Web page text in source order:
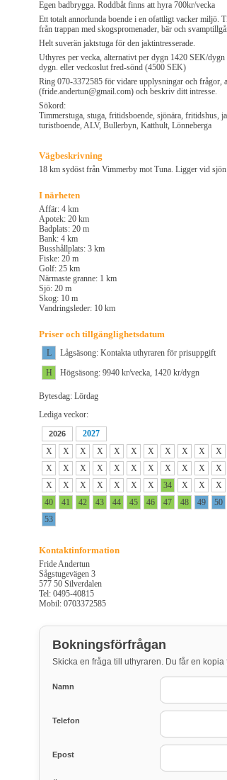
Egen badbrygga. Roddbåt finns att hyra 700kr/vecka
Ett totalt annorlunda boende i en ofattligt vacker miljö.
från trappan med skogspromenader, bär och
Helt suverän jaktstuga för den jaktintresserade.
Uthyres per vecka, alternativt per dygn 1420 SEK/
dygn. eller veckoslut fred-sönd (4500 SEK)
Ring 070-3372585 för vidare upplysningar och frågor,
(fride.andertun@gmail.com) och beskriv ditt intresse.
Sökord:
Timmerstuga, stuga, fritidsboende, sjönära, fritidshus,
turistboende, ALV, Bullerbyn, Katthult, Lönneberga
Vägbeskrivning
18 km sydöst från Vimmerby mot Tuna. Ligger vid
I närheten
Affär: 4 km
Apotek: 20 km
Badplats: 20 m
Bank: 4 km
Busshållplats: 3 km
Fiske: 20 m
Golf: 25 km
Närmaste granne: 1 km
Sjö: 20 m
Skog: 10 m
Vandringsleder: 10 km
Priser och tillgänglighetsdatum
L
Lågsäsong: Kontakta uthyraren för prisuppgift
H
Högsäsong: 9940 kr/vecka, 1420 kr/dygn
Bytesdag: Lördag
Lediga veckor:
2026
2027
X
X X X X X X X X X X
X
X X X X X X X X X X
X
X X X X X X 34 X X X
40
41 42 43 44 45 46 47 48 49 50
53
Kontaktinformation
Fride Andertun
Sågstugevägen 3
577 50 Silverdalen
Tel: 0495-40815
Mobil: 0703372585
Bokningsförfrågan
Skicka en fråga till uthyraren. Du får en kopia
Namn
Telefon
Epost